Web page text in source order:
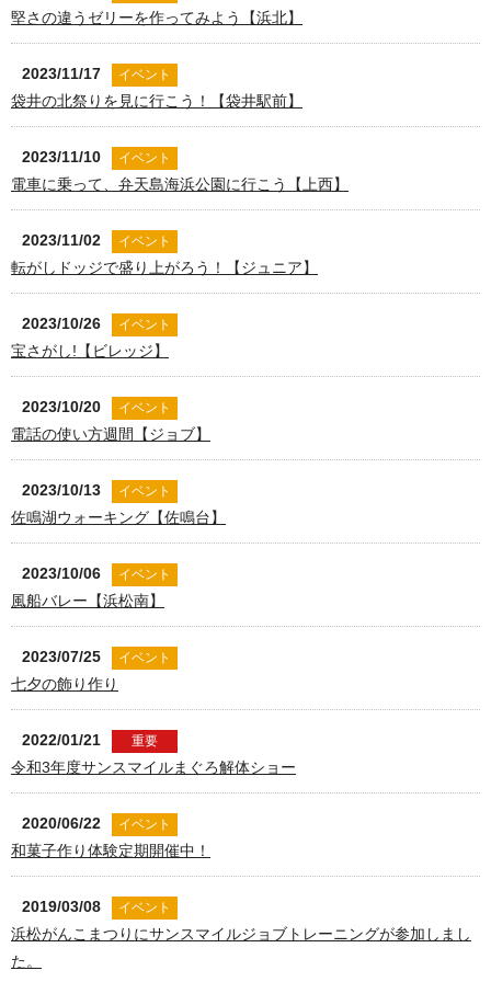
堅さの違うゼリーを作ってみよう【浜北】
2023/11/17 イベント
袋井の北祭りを見に行こう！【袋井駅前】
2023/11/10 イベント
電車に乗って、弁天島海浜公園に行こう【上西】
2023/11/02 イベント
転がしドッジで盛り上がろう！【ジュニア】
2023/10/26 イベント
宝さがし!【ビレッジ】
2023/10/20 イベント
電話の使い方週間【ジョブ】
2023/10/13 イベント
佐鳴湖ウォーキング【佐鳴台】
2023/10/06 イベント
風船バレー【浜松南】
2023/07/25 イベント
七夕の飾り作り
2022/01/21 重要
令和3年度サンスマイルまぐろ解体ショー
2020/06/22 イベント
和菓子作り体験定期開催中！
2019/03/08 イベント
浜松がんこまつりにサンスマイルジョブトレーニングが参加しまし
た。